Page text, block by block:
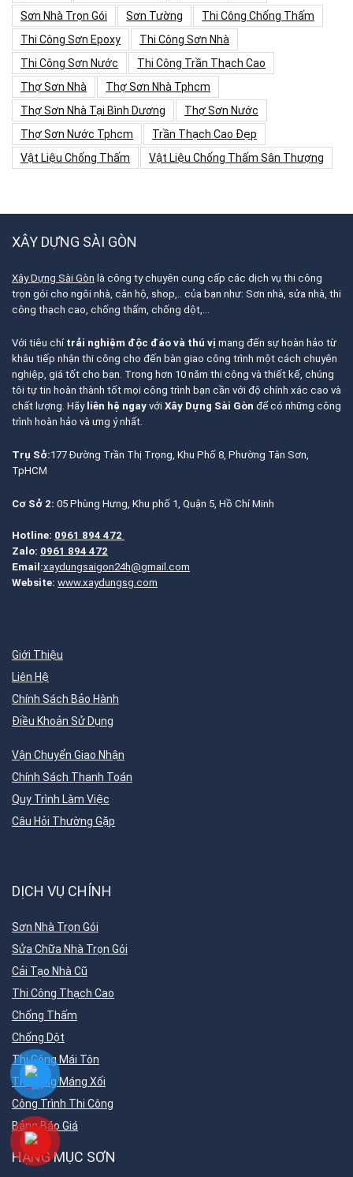
Sơn Nhà Trọn Gói
Sơn Tường
Thi Công Chống Thấm
Thi Công Sơn Epoxy
Thi Công Sơn Nhà
Thi Công Sơn Nước
Thi Công Trần Thạch Cao
Thợ Sơn Nhà
Thợ Sơn Nhà Tphcm
Thợ Sơn Nhà Tại Bình Dương
Thợ Sơn Nước
Thợ Sơn Nước Tphcm
Trần Thạch Cao Đẹp
Vật Liệu Chống Thấm
Vật Liệu Chống Thấm Sân Thượng
XÂY DỰNG SÀI GÒN
Xây Dựng Sài Gòn là công ty chuyên cung cấp các dịch vụ thi công
trọn gói cho ngôi nhà, căn hộ, shop,.. của bạn như: Sơn nhà, sửa nhà, thi
công thạch cao, chống thấm, chống dột,…
Với tiêu chí trải nghiệm độc đáo và thú vị mang đến sự hoàn hảo từ
khâu tiếp nhận thi công cho đến bàn giao công trình một cách chuyên
nghiệp, giá tốt cho bạn. Trong hơn 10 năm thi công và thiết kế, chúng
tôi tự tin hoàn thành tốt mọi công trình bạn cần với độ chính xác cao và
chất lượng. Hãy liên hệ ngay với Xây Dựng Sài Gòn để có những công
trình hoàn hảo và ưng ý nhất.
Trụ Sở:177 Đường Trần Thị Trọng, Khu Phố 8, Phường Tân Sơn,
TpHCM
Cơ Sở 2: 05 Phùng Hưng, Khu phố 1, Quận 5, Hồ Chí Minh
Hotline: 0961 894 472
Zalo: 0961 894 472
Email:xaydungsaigon24h@gmail.com
Website: www.xaydungsg.com
Giới Thiệu
Liên Hệ
Chính Sách Bảo Hành
Điều Khoản Sử Dụng
Vận Chuyển Giao Nhận
Chính Sách Thanh Toán
Quy Trình Làm Việc
Câu Hỏi Thường Gặp
DỊCH VỤ CHÍNH
Sơn Nhà Trọn Gói
Sửa Chữa Nhà Trọn Gói
Cải Tạo Nhà Cũ
Thi Công Thạch Cao
Chống Thấm
Chống Dột
Thi Công Mái Tôn
Thi Công Máng Xối
Công Trình Thi Công
Bảng Báo Giá
HẠNG MỤC SƠN